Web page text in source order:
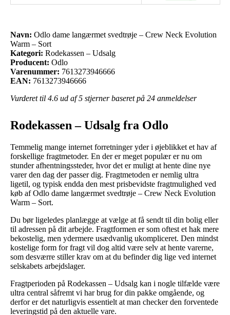
Navn: Odlo dame langærmet svedtrøje – Crew Neck Evolution
Warm – Sort
Kategori: Rodekassen – Udsalg
Producent: Odlo
Varenummer: 7613273946666
EAN: 7613273946666
Vurderet til 4.6 ud af 5 stjerner baseret på 24 anmeldelser
Rodekassen – Udsalg fra Odlo
Temmelig mange internet forretninger yder i øjeblikket et hav af
forskellige fragtmetoder. En der er meget populær er nu om
stunder afhentningssteder, hvor det er muligt at hente dine nye
varer den dag der passer dig. Fragtmetoden er nemlig ultra
ligetil, og typisk endda den mest prisbevidste fragtmulighed ved
køb af Odlo dame langærmet svedtrøje – Crew Neck Evolution
Warm – Sort.
Du bør ligeledes planlægge at vælge at få sendt til din bolig eller
til adressen på dit arbejde. Fragtformen er som oftest et hak mere
bekostelig, men ydermere usædvanlig ukompliceret. Den mindst
kostelige form for fragt vil dog altid være selv at hente varerne,
som desværre stiller krav om at du befinder dig lige ved internet
selskabets arbejdslager.
Fragtperioden på Rodekassen – Udsalg kan i nogle tilfælde være
ultra central såfremt vi har brug for din pakke omgående, og
derfor er det naturligvis essentielt at man checker den forventede
leveringstid på den aktuelle vare.